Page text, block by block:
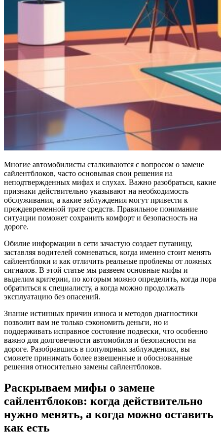
Многие автомобилисты сталкиваются с вопросом о замене
сайлентблоков, часто основывая свои решения на
неподтвержденных мифах и слухах. Важно разобраться, какие
признаки действительно указывают на необходимость
обслуживания, а какие заблуждения могут привести к
преждевременной трате средств. Правильное понимание
ситуации поможет сохранить комфорт и безопасность на
дороге.
Обилие информации в сети зачастую создает путаницу,
заставляя водителей сомневаться, когда именно стоит менять
сайлентблоки и как отличить реальные проблемы от ложных
сигналов. В этой статье мы развеем основные мифы и
выделим критерии, по которым можно определить, когда пора
обратиться к специалисту, а когда можно продолжать
эксплуатацию без опасений.
Знание истинных причин износа и методов диагностики
позволит вам не только сэкономить деньги, но и
поддерживать исправное состояние подвески, что особенно
важно для долговечности автомобиля и безопасности на
дороге. Разобравшись в популярных заблуждениях, вы
сможете принимать более взвешенные и обоснованные
решения относительно замены сайлентблоков.
Раскрываем мифы о замене
сайлентблоков: когда действительно
нужно менять, а когда можно оставить
как есть